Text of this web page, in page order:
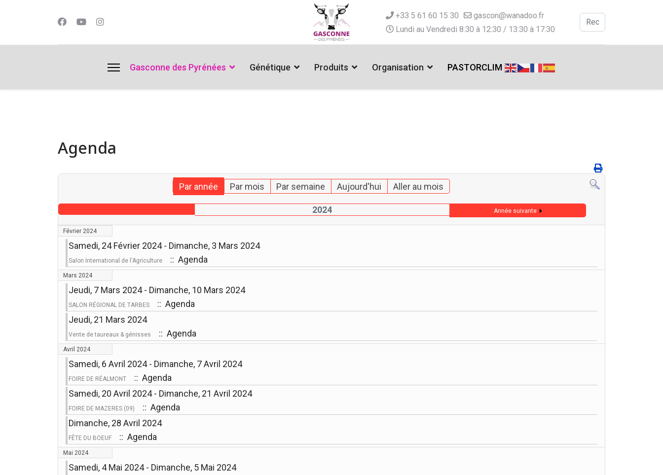
+33 5 61 60 15 30
gascon@wanadoo.fr
Lundi au Vendredi 8:30 à 12:30 / 13:30 à 17:30
Valider
Gasconne des Pyrénées Génétique Produits Organisation PASTORCLIM
Agenda
Par année Par mois Par semaine Aujourd'hui Aller au mois
2024 Année suivante
Février 2024
Samedi, 24 Février 2024 - Dimanche, 3 Mars 2024
Salon International de l'Agriculture :: Agenda
Mars 2024
Jeudi, 7 Mars 2024 - Dimanche, 10 Mars 2024
SALON RÉGIONAL DE TARBES
:: Agenda
Jeudi, 21 Mars 2024
Vente de taureaux & génisses :: Agenda
Avril 2024
Samedi, 6 Avril 2024 - Dimanche, 7 Avril 2024
FOIRE DE RÉALMONT
:: Agenda
Samedi, 20 Avril 2024 - Dimanche, 21 Avril 2024
FOIRE DE MAZERES (09)
:: Agenda
Dimanche, 28 Avril 2024
FÊTE DU BOEUF :: Agenda
Mai 2024
Samedi, 4 Mai 2024 - Dimanche, 5 Mai 2024